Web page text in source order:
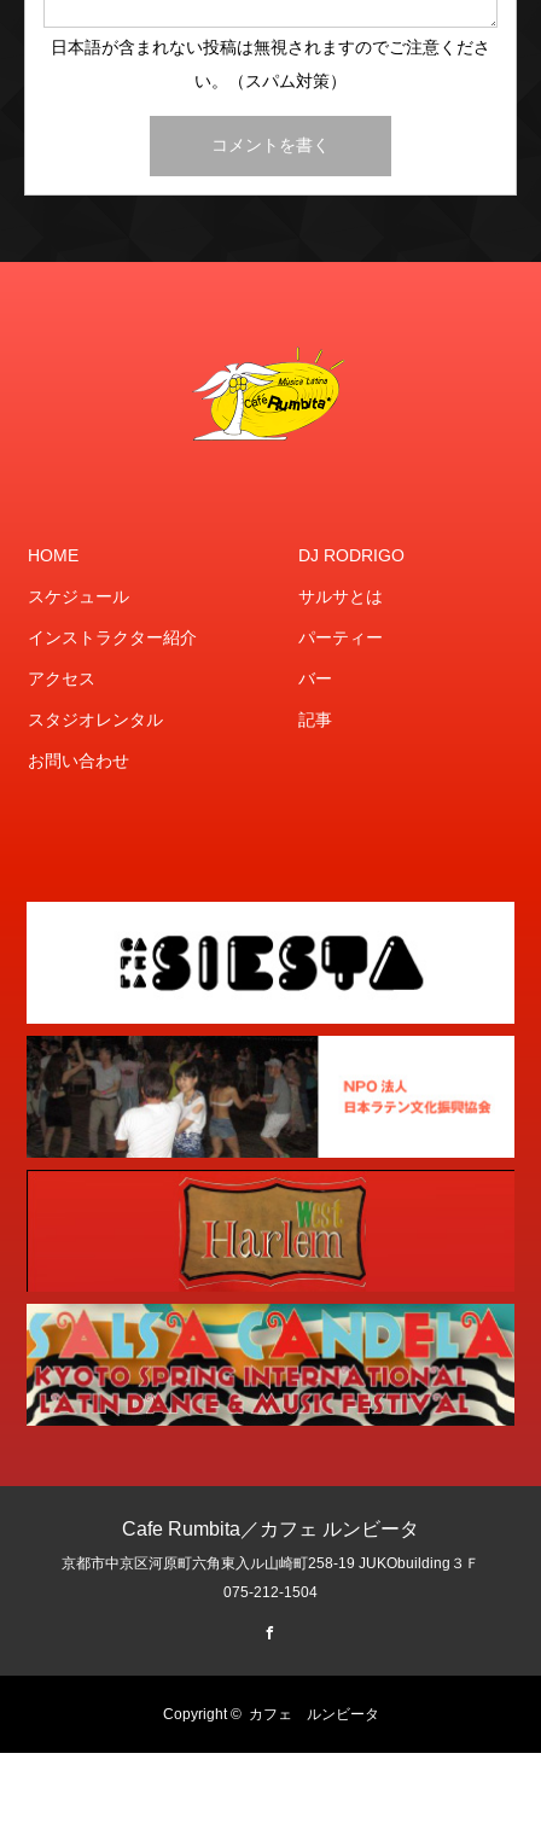
日本語が含まれない投稿は無視されますのでご注意くださ
い。（スパム対策）
HOME DJ RODRIGO
スケジュール サルサとは
インストラクター紹介 パーティー
アクセス バー
スタジオレンタル 記事
お問い合わせ
Cafe Rumbita／カフェ ルンビータ
京都市中京区河原町六角東入ル山崎町258-19 JUKObuilding３Ｆ
075-212-1504
Copyright © カフェ ルンビータ